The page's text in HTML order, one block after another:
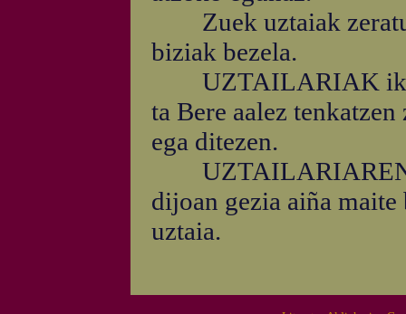
Zuek uztaiak zeratu;
biziak bezela.
UZTAILARIAK
ta Bere aalez
ega ditezen.
UZTAILARIAREN
dijoan gezia aiña
uztaia.